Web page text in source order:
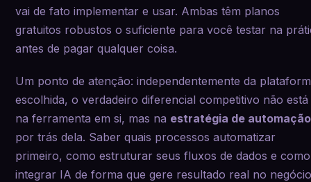
vai de fato implementar e usar. Ambas têm planos
gratuitos robustos o suficiente para você testar na
antes de pagar qualquer coisa.
Um ponto de atenção: independentemente da
escolhida, o verdadeiro diferencial competitivo não está
na ferramenta em si, mas na estratégia de automação
por trás dela. Saber quais processos automatizar
primeiro, como estruturar seus fluxos de dados e como
integrar IA de forma que gere resultado real no